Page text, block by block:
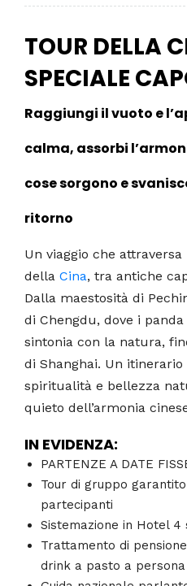
TOUR DELLA
SPECIALE
Raggiungi il vuoto e
calma, assorbi
cose sorgono e
ritorno
Un viaggio che
della Cina, tra antiche
Dalla maestosità di
di Chengdu, dove i
sintonia con la natura,
di Shanghai. Un
spiritualità e bellezza
quieto dell’armonia
IN EVIDENZA:
PARTENZE A DATE
Tour di gruppo
partecipanti
Sistemazione in Hotel 4
Trattamento di
drink a pasto a persona